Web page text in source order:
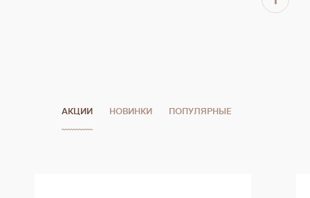
АКЦИИ НОВИНКИ ПОПУЛЯРНЫЕ